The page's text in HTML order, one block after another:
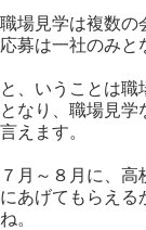
職場見学は複数の
応募は一社のみと
と、いうことは
となり、職場見学
言えます。
７月～８月に、
にあげてもらえる
ね。